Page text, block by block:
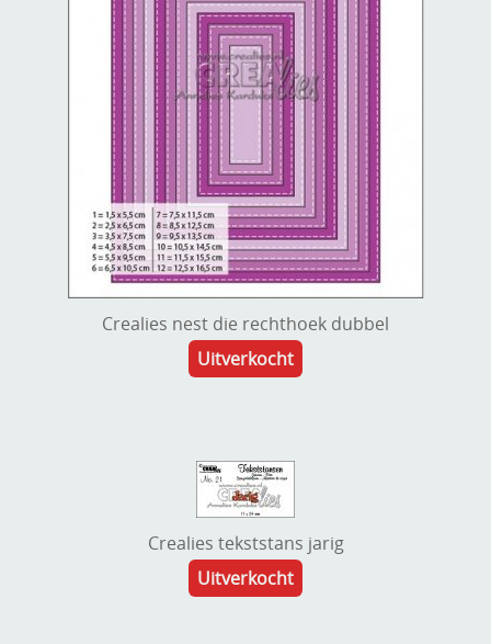
Crealies nest die rechthoek dubbel
Uitverkocht
Crealies tekststans jarig
Uitverkocht